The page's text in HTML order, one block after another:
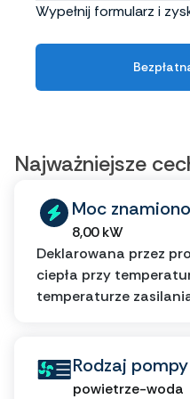
Wypełnij formularz i
Najważniejsze
Moc
8,00 kW
Deklarowana przez
ciepła przy
temperaturze
Rodzaj
powietrze-woda